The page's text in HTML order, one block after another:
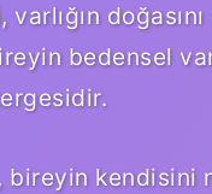
varlığın
bedensel
bireyin kendisini